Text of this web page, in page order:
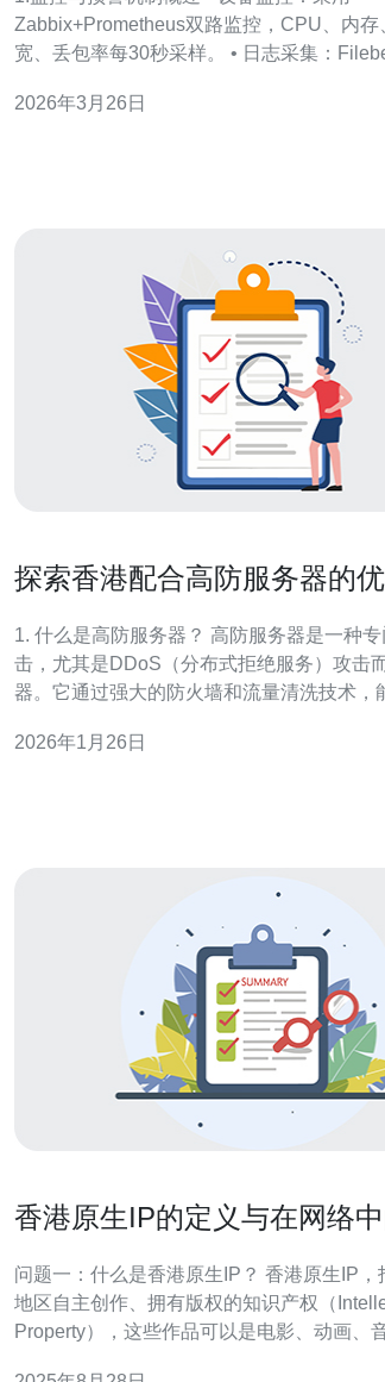
Zabbix+Prometheus双路监控，CPU、内存
宽、丢包率每30秒采样。 • 日志采集：
用流量镜像+sFlow，实时检测DDoS突发流
2026年3月26日
探索香港配合高防服务器的
1. 什么是高防服务器？ 高防服务器是一种
击，尤其是DDoS（分布式拒绝服务）攻击
器。它通过强大的防火墙和流量清洗技术，
港，由于其优越的网络环境和政策支持，高
2026年1月26日
香港原生IP的定义与在网络
问题一：什么是香港原生IP？ 香港原生IP，
地区自主创作、拥有版权的知识产权（
Property），这些作品可以是电影、动画、